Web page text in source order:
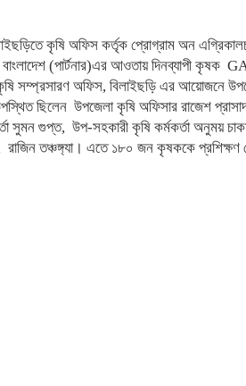
কৃষি অফিস কর্তৃক প্রোগ্রাম অন
বাংলাদেশ (পার্টনার)এর আওতায় দিনব্যাপী
সম্প্রসারণ অফিস, বিলাইছড়ি এর আয়োজনে
ছিলেন উপজেলা কৃষি অফিসার রাজেশ
সুমন গুপ্ত, উপ-সহকারী কৃষি কর্মকর্তা অনুময়
তঞ্চঙ্গ্যা। এতে ১৮০ জন কৃষককে প্রশিক্ষণ